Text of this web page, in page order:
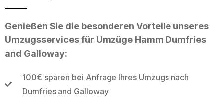
Genießen Sie die besonderen Vorteile unseres
Umzugsservices für Umzüge Hamm Dumfries
and Galloway:
100€ sparen bei Anfrage Ihres Umzugs nach
Dumfries and Galloway